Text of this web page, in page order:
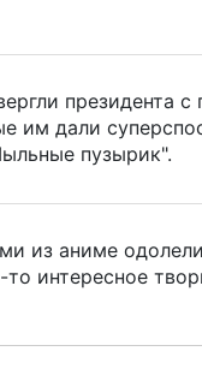
президента
им дали
пузырик".
из аниме
интересное